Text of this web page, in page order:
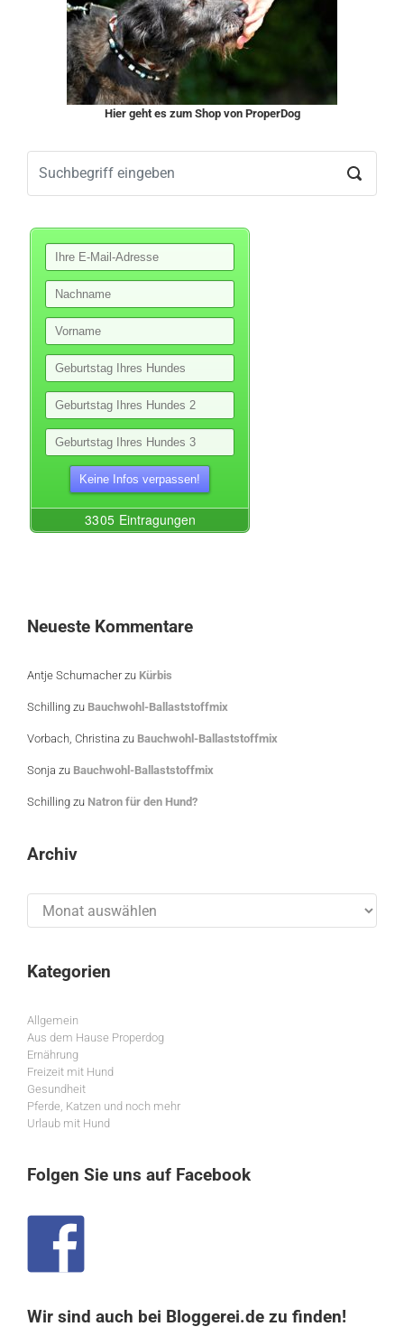
Hier geht es zum Shop von ProperDog
Neueste Kommentare
Antje Schumacherzu Kürbis
Schilling zu Bauchwohl-Ballaststoffmix
Vorbach, Christina zu Bauchwohl-Ballaststoffmix
Sonja zu Bauchwohl-Ballaststoffmix
Schilling zu Natron für den Hund?
Archiv
Kategorien
Allgemein
Aus dem Hause Properdog
Ernährung
Freizeit mit Hund
Gesundheit
Pferde, Katzen und noch mehr
Urlaub mit Hund
Folgen Sie uns auf Facebook
Wir sind auch bei Bloggerei.de zu finden!